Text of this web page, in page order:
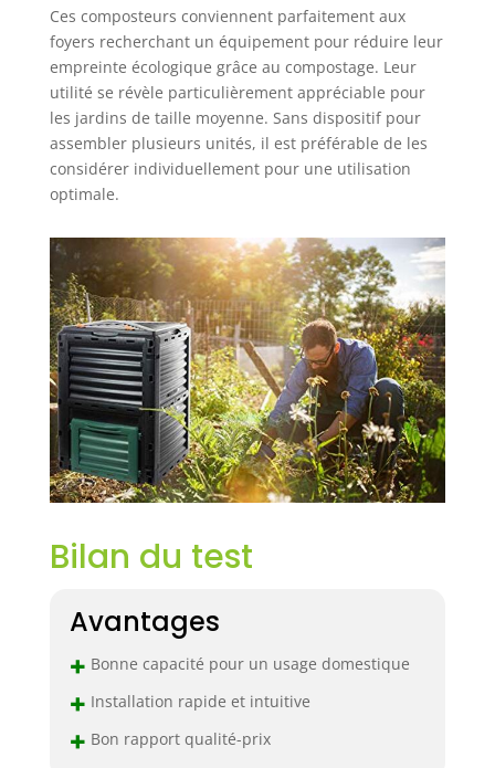
Ces composteurs conviennent parfaitement aux
foyers recherchant un équipement pour réduire leur
empreinte écologique grâce au compostage. Leur
utilité se révèle particulièrement appréciable pour
les jardins de taille moyenne. Sans dispositif pour
assembler plusieurs unités, il est préférable de les
considérer individuellement pour une utilisation
optimale.
Bilan du test
Avantages
+ Bonne capacité pour un usage domestique
+ Installation rapide et intuitive
+ Bon rapport qualité-prix